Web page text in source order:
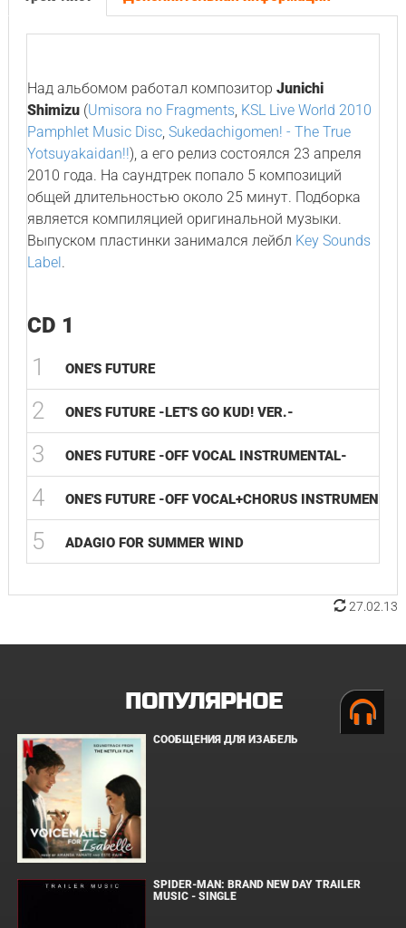
Над альбомом работал композитор Junichi
Shimizu(Umisora no Fragments, KSL Live World 2010
Pamphlet Music Disc, Sukedachigomen! - The True
Yotsuyakaidan!!), а его релиз состоялся 23 апреля
2010 года. На саундтрек попало 5 композиций
общей длительностью около 25 минут. Подборка
является компиляцией оригинальной музыки.
Выпуском пластинки занимался лейбл Key Sounds
Label.
CD 1
1 ONE'S FUTURE
2 ONE'S FUTURE -LET'S GO KUD! VER.-
3 ONE'S FUTURE -OFF VOCAL INSTRUMENTAL-
4 ONE'S FUTURE -OFF VOCAL+CHORUS
5 ADAGIO FOR SUMMER WIND
27.02.13
ПОПУЛЯРНОЕ
СООБЩЕНИЯ ДЛЯ ИЗАБЕЛЬ
SPIDER-MAN: BRAND NEW DAY TRAILER
MUSIC - SINGLE